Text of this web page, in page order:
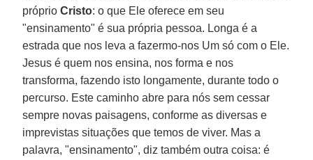
próprioCristo: o que Ele oferece em seu
"ensinamento" é sua própria pessoa. Longa é a
estrada que nos leva a fazermo-nos Um só com o Ele.
Jesus é quem nos ensina, nos forma e nos
transforma, fazendo isto longamente, durante todo o
percurso. Este caminho abre para nós sem cessar
sempre novas paisagens, conforme as diversas e
imprevistas situações que temos de viver. Mas a
palavra, "ensinamento", diz também outra coisa: é